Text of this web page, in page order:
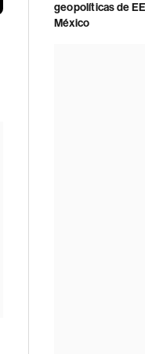
geopolíticas de
México